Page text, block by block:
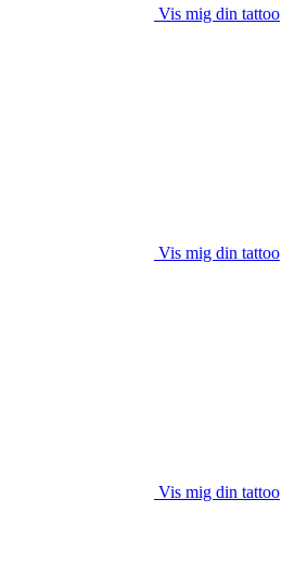
Vis mig din tattoo
Vis mig din tattoo
Vis mig din tattoo